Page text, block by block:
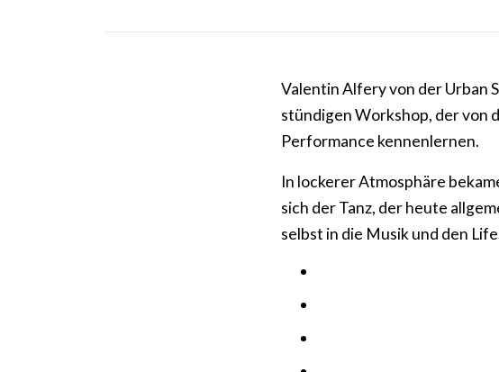
Valentin Alfery von der Urban
stündigen Workshop, der von
Performance kennenlernen.
In lockerer Atmosphäre
sich der Tanz, der heute
selbst in die Musik und den